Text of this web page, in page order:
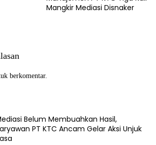
Mangkir Mediasi Disnaker
berkomentar.
Belum Membuahkan Hasil,
PT KTC Ancam Gelar Aksi Unjuk